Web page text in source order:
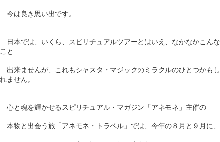
今は良き思い出です。
日本では、いくら、スピリチュアルツアーとはいえ、なかなかこんな
こと
出来ませんが、これもシャスタ・マジックのミラクルのひとつかもし
れません。
心と魂を輝かせるスピリチュアル・マガジン「アネモネ」主催の
本物と出会う旅「アネモネ・トラベル」では、今年の８月と９月に、